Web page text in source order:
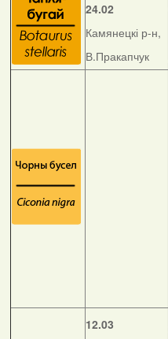
24.02
Камянецкі р-н,
В.Пракапчук
12.03